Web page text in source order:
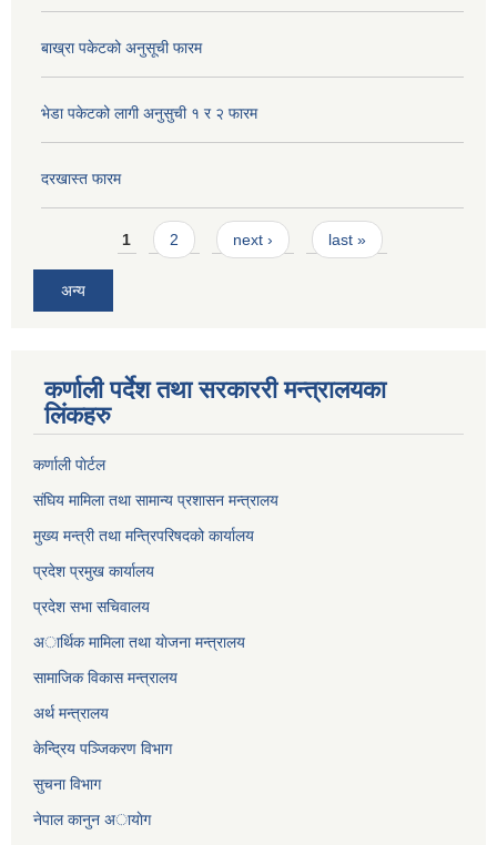
बाख्रा पकेटको अनुसूची फारम
भेडा पकेटको लागी अनुसुची १ र २ फारम
दरखास्त फारम
Pages1 2 next › last »
अन्य
कर्णाली पर्देश तथा सरकाररी मन्त्रालयका
लिंकहरु
कर्णाली पाेर्टल
संघिय मामिला तथा सामान्य प्रशासन मन्त्रालय
मुख्य मन्त्री तथा मन्त्रिपरिषदको कार्यालय
प्रदेश प्रमुख कार्यालय
प्रदेश सभा सचिवालय
अार्थिक मामिला तथा याेजना मन्त्रालय
सामाजिक विकास मन्त्रालय
अर्थ मन्त्रालय
केन्द्रिय पञ्जिकरण विभाग
सुचना विभाग
नेपाल कानुन अायाेग